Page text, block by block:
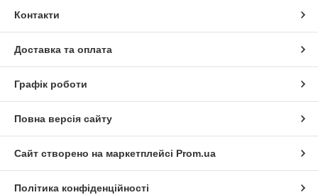
Контакти
Доставка та оплата
Графік роботи
Повна версія сайту
Сайт створено на маркетплейсі Prom.ua
Політика конфіденційності